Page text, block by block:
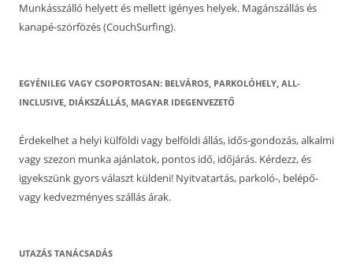
Munkásszálló helyett és mellett igényes helyek. Magánszállás és
kanapé-szörfözés (CouchSurfing).
EGYÉNILEG VAGY CSOPORTOSAN: BELVÁROS, PARKOLÓHELY, ALL-
INCLUSIVE, DIÁKSZÁLLÁS, MAGYAR IDEGENVEZETŐ
Érdekelhet a helyi külföldi vagy belföldi állás, idős-gondozás, alkalmi
vagy szezon munka ajánlatok, pontos idő, időjárás. Kérdezz, és
igyekszünk gyors választ küldeni! Nyitvatartás, parkoló-, belépő-
vagy kedvezményes szállás árak.
UTAZÁS TANÁCSADÁS